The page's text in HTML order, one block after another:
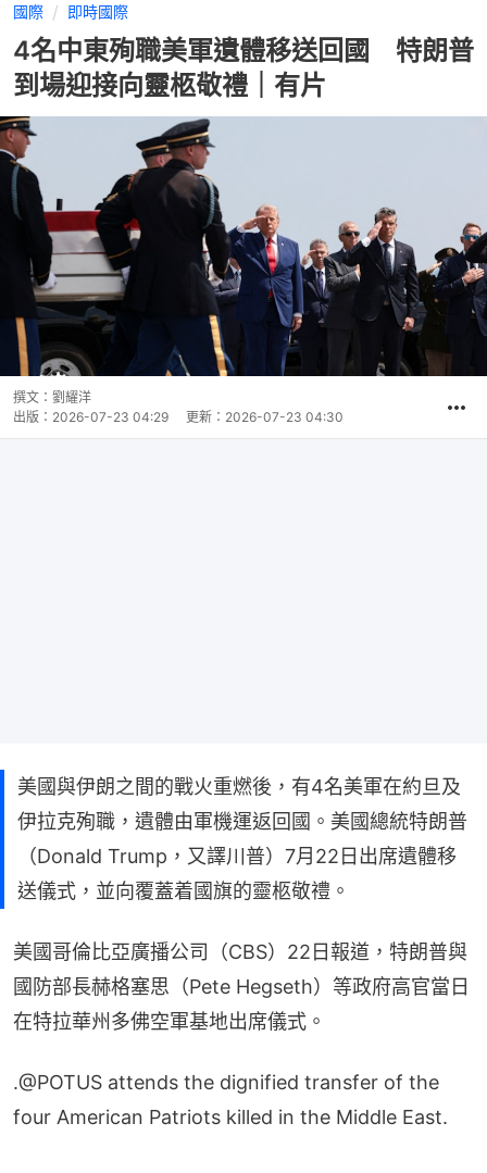
國際 即時國際
4名中東殉職美軍遺體移送回國 特朗普
到場迎接向靈柩敬禮｜有片
撰文： 劉耀洋
出版： 2026-07-23 04:29 更新： 2026-07-23 04:30
美國與伊朗之間的戰火重燃後，有4名美軍在約旦及
伊拉克殉職，遺體由軍機運返回國。美國總統特朗普
（Donald Trump，又譯川普）7月22日出席遺體移
送儀式，並向覆蓋着國旗的靈柩敬禮。
美國哥倫比亞廣播公司（CBS）22日報道，特朗普與
國防部長赫格塞思（Pete Hegseth）等政府高官當日
在特拉華州多佛空軍基地出席儀式。
.@POTUS attends the dignified transfer of the
four American Patriots killed in the Middle East.